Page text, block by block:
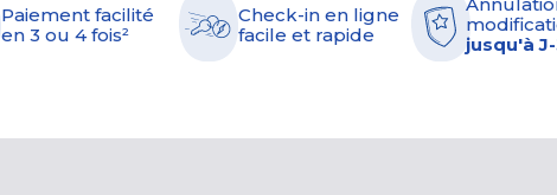
Paiement facilité
en 3 ou 4 fois²
Check-in en ligne
facile et rapide
jusqu'à